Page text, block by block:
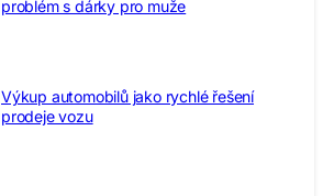
problém s dárky pro muže
Výkup automobilů jako rychlé řešení
prodeje vozu